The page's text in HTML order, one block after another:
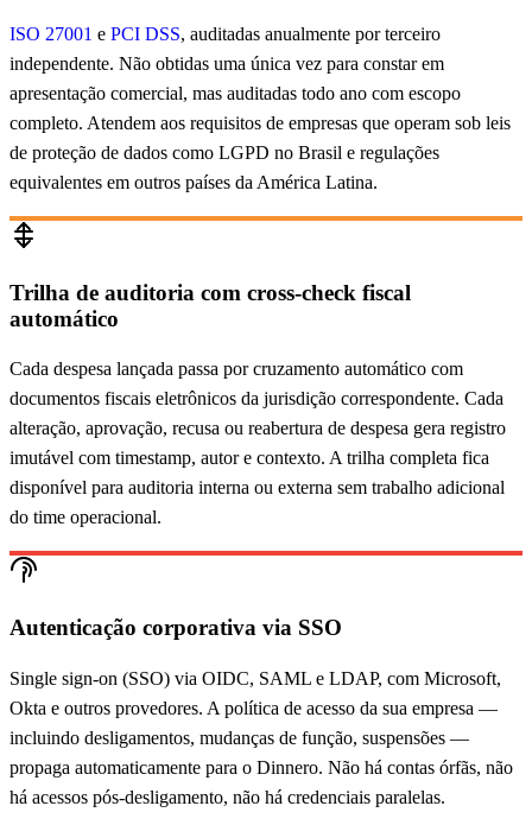
ISO 27001 e PCI DSS, auditadas anualmente por terceiro
independente. Não obtidas uma única vez para constar em
apresentação comercial, mas auditadas todo ano com escopo
completo. Atendem aos requisitos de empresas que operam sob leis
de proteção de dados como LGPD no Brasil e regulações
equivalentes em outros países da América Latina.
Trilha de auditoria com cross-check fiscal
automático
Cada despesa lançada passa por cruzamento automático com
documentos fiscais eletrônicos da jurisdição correspondente. Cada
alteração, aprovação, recusa ou reabertura de despesa gera registro
imutável com timestamp, autor e contexto. A trilha completa fica
disponível para auditoria interna ou externa sem trabalho adicional
do time operacional.
Autenticação corporativa via SSO
Single sign-on (SSO) via OIDC, SAML e LDAP, com Microsoft,
Okta e outros provedores. A política de acesso da sua empresa —
incluindo desligamentos, mudanças de função, suspensões —
propaga automaticamente para o Dinnero. Não há contas órfãs, não
há acessos pós-desligamento, não há credenciais paralelas.